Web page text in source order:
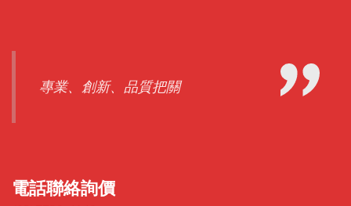
專業、創新、品質把關
電話聯絡詢價